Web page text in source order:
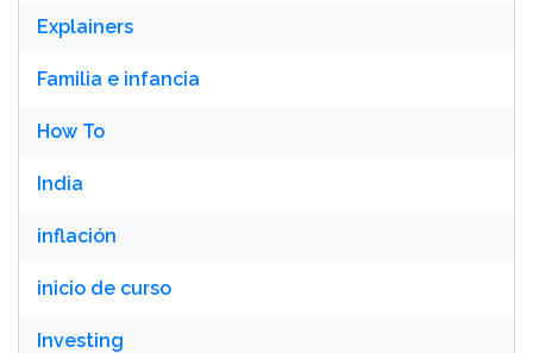
Explainers
Familia e infancia
How To
India
inflación
inicio de curso
Investing